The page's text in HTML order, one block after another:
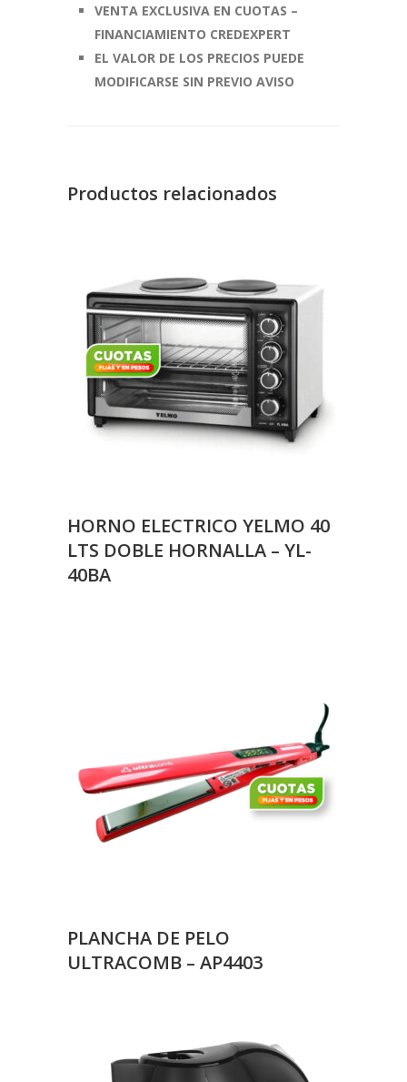
VENTA EXCLUSIVA EN CUOTAS –
FINANCIAMIENTO CREDEXPERT
EL VALOR DE LOS PRECIOS PUEDE
MODIFICARSE SIN PREVIO AVISO
Productos relacionados
HORNO ELECTRICO YELMO 40
LTS DOBLE HORNALLA – YL-
40BA
PLANCHA DE PELO
ULTRACOMB – AP4403